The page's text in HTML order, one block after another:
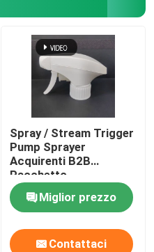
Spray / Stream Trigger
Pump Sprayer
Acquirenti B2B
Pacchetto
500pcs/cartone
Miglior prezzo
Contattaci